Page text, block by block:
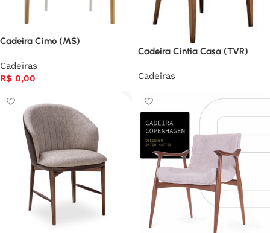
Cadeira Cimo (MS)
Cadeiras
R$ 0,00
Cadeira Cintia Casa (TVR)
Cadeiras